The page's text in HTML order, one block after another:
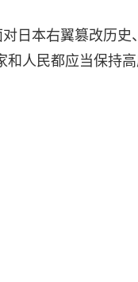
日本右翼篡改历史
人民都应当保持